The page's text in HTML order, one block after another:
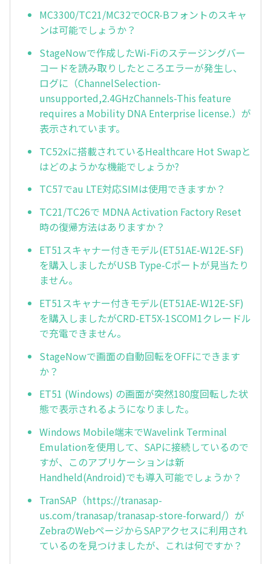
MC3300/TC21/MC32でOCR-Bフォントのスキャ
ンは可能でしょうか？
StageNowで作成したWi-Fiのステージングバー
コードを読み取りしたところエラーが発生し、
ログに（ChannelSelection-
unsupported,2.4GHzChannels-This feature
requires a Mobility DNA Enterprise license.）が
表示されています。
TC52xに搭載されているHealthcare Hot Swapと
はどのようかな機能でしょうか?
TC57でau LTE対応SIMは使用できますか？
TC21/TC26で MDNA Activation Factory Reset
時の復帰方法はありますか？
ET51スキャナー付きモデル(ET51AE-W12E-SF)
を購入しましたがUSB Type-Cポートが見当たり
ません。
ET51スキャナー付きモデル(ET51AE-W12E-SF)
を購入しましたがCRD-ET5X-1SCOM1クレードル
で充電できません。
StageNowで画面の自動回転をOFFにできます
か？
ET51 (Windows) の画面が突然180度回転した状
態で表示されるようになりました。
Windows Mobile端末でWavelink Terminal
Emulationを使用して、SAPに接続しているので
すが、このアプリケーションは新
Handheld(Android)でも導入可能でしょうか？
TranSAP（https://tranasap-
us.com/tranasap/tranasap-store-forward/）が
ZebraのWebページからSAPアクセスに利用され
ているのを見つけましたが、これは何ですか？